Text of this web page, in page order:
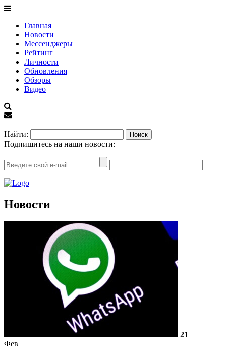
Главная
Новости
Мессенджеры
Рейтинг
Личности
Обновления
Обзоры
Видео
Найти:
Подпишитесь на наши новости:
Новости
21
Фев